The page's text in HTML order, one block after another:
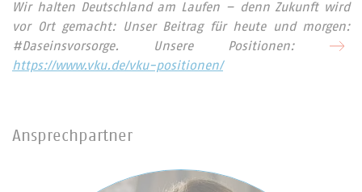
Wir halten Deutschland am Laufen – denn Zukunft wird
vor Ort gemacht: Unser Beitrag für heute und morgen:
#Daseinsvorsorge. Unsere Positionen:
https://www.vku.de/vku-positionen/
Ansprechpartner